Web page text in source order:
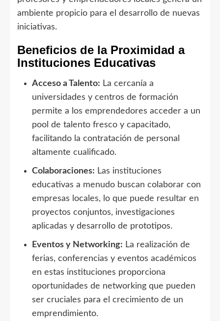
ambiente propicio para el desarrollo de nuevas
iniciativas.
Beneficios de la Proximidad a
Instituciones Educativas
Acceso a Talento: La cercanía a
universidades y centros de formación
permite a los emprendedores acceder a un
pool de talento fresco y capacitado,
facilitando la contratación de personal
altamente cualificado.
Colaboraciones: Las instituciones
educativas a menudo buscan colaborar con
empresas locales, lo que puede resultar en
proyectos conjuntos, investigaciones
aplicadas y desarrollo de prototipos.
Eventos y Networking: La realización de
ferias, conferencias y eventos académicos
en estas instituciones proporciona
oportunidades de networking que pueden
ser cruciales para el crecimiento de un
emprendimiento.